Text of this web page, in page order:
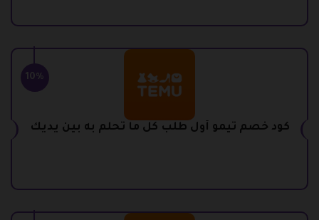
10%
كود خصم تيمو أول طلب كل ما تحلم به بين يديك